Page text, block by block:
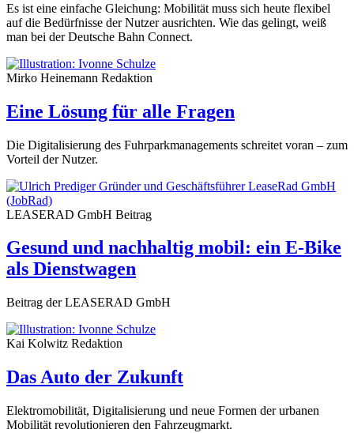
Es ist eine einfache Gleichung: Mobilität muss sich heute flexibel
auf die Bedürfnisse der Nutzer ausrichten. Wie das gelingt, weiß
man bei der Deutsche Bahn Connect.
Mirko Heinemann Redaktion
Eine Lösung für alle Fragen
Die Digitalisierung des Fuhrparkmanagements schreitet voran – zum
Vorteil der Nutzer.
LEASERAD GmbH Beitrag
Gesund und nachhaltig mobil: ein E-Bike
als Dienstwagen
Beitrag der LEASERAD GmbH
Kai Kolwitz Redaktion
Das Auto der Zukunft
Elektromobilität, Digitalisierung und neue Formen der urbanen
Mobilität revolutionieren den Fahrzeugmarkt.